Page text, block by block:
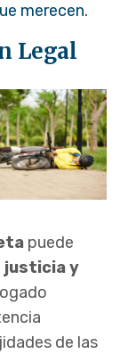
merecen.
Legal
puede
justicia y
de las